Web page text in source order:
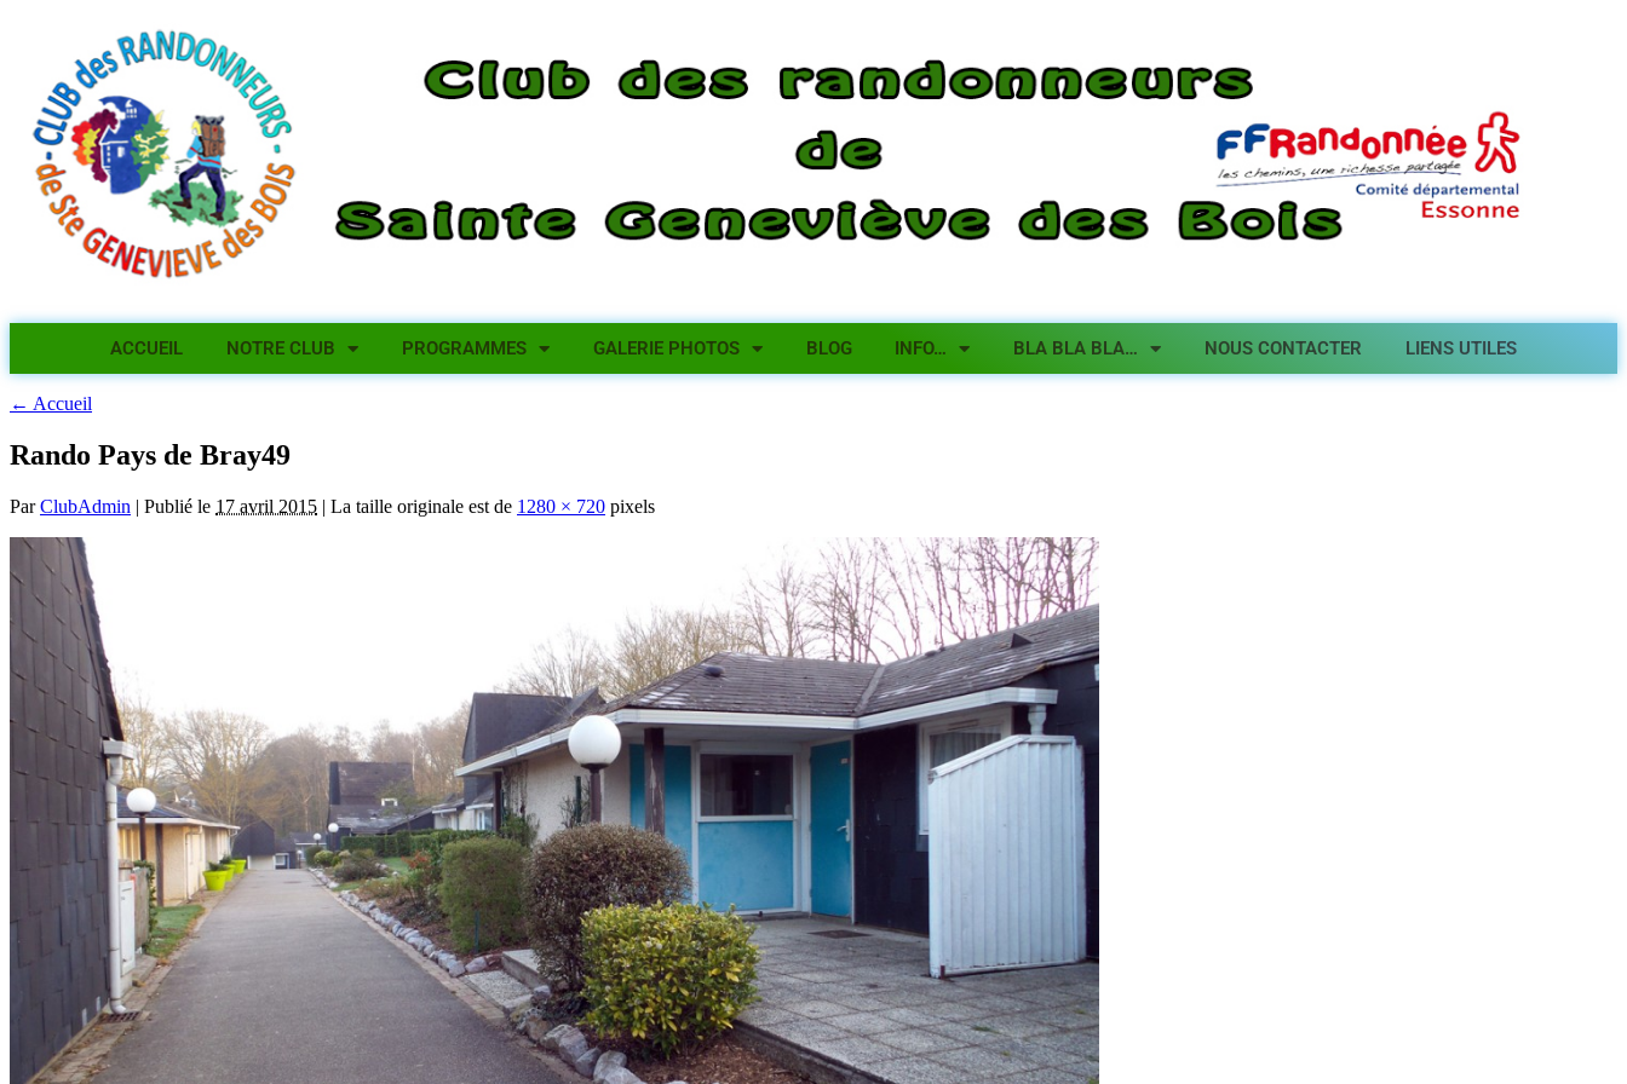
ACCUEIL NOTRE CLUB PROGRAMMES GALERIE PHOTOS BLOG INFO… BLA BLA BLA… NOUS CONTACTER LIENS UTILES
← Accueil
Rando Pays de Bray49
Par ClubAdmin | Publié le 17 avril 2015 | La taille originale est de 1280 × 720 pixels